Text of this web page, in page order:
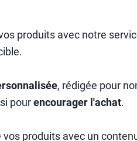
produits avec notre
, rédigée pour
pourencourager l'achat.
produits avec un